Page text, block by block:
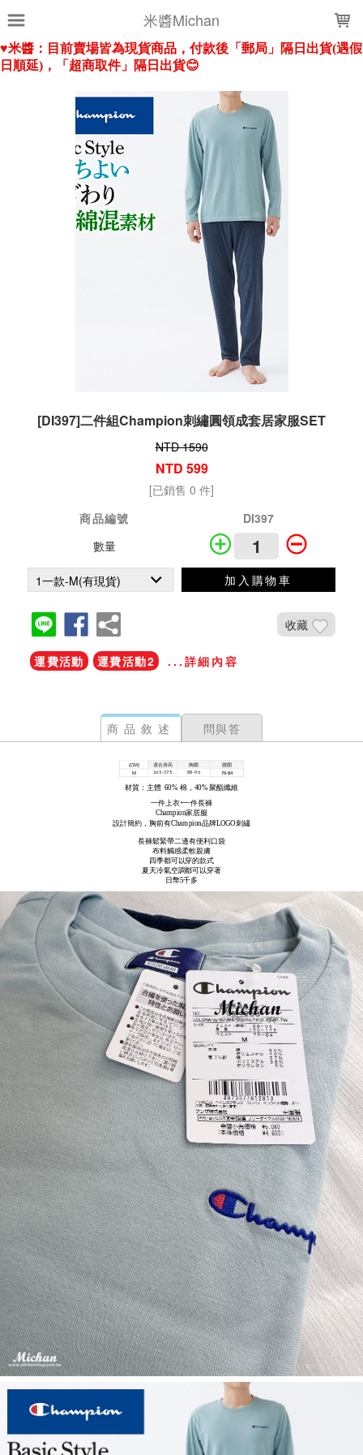
米醬Michan
[DI397]二件組Champion刺繡圓領成套居家服SET
NTD 1590
NTD 599
[已銷售 0 件]
商品編號
DI397
數量
加入購物車
收藏
運費活動 運費活動2 ...詳細內容
商品敘述 問與答